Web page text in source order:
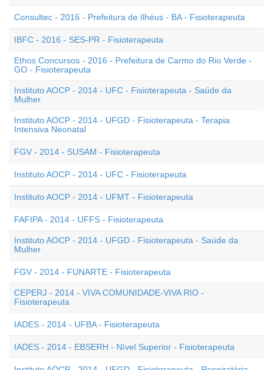
Consultec - 2016 - Prefeitura de Ilhéus - BA - Fisioterapeuta
IBFC - 2016 - SES-PR - Fisioterapeuta
Ethos Concursos - 2016 - Prefeitura de Carmo do Rio Verde -
GO - Fisioterapeuta
Instituto AOCP - 2014 - UFC - Fisioterapeuta - Saúde da
Mulher
Instituto AOCP - 2014 - UFGD - Fisioterapeuta - Terapia
Intensiva Neonatal
FGV - 2014 - SUSAM - Fisioterapeuta
Instituto AOCP - 2014 - UFC - Fisioterapeuta
Instituto AOCP - 2014 - UFMT - Fisioterapeuta
FAFIPA - 2014 - UFFS - Fisioterapeuta
Instituto AOCP - 2014 - UFGD - Fisioterapeuta - Saúde da
Mulher
FGV - 2014 - FUNARTE - Fisioterapeuta
CEPERJ - 2014 - VIVA COMUNIDADE-VIVA RIO -
Fisioterapeuta
IADES - 2014 - UFBA - Fisioterapeuta
IADES - 2014 - EBSERH - Nível Superior - Fisioterapeuta